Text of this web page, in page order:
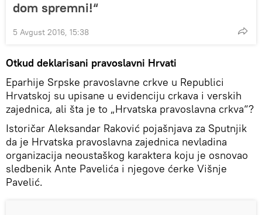
dom spremni!“
5 Avgust 2016, 15:38
Otkud deklarisani pravoslavni Hrvati
Eparhije Srpske pravoslavne crkve u Republici
Hrvatskoj su upisane u evidenciju crkava i verskih
zajednica, ali šta je to „Hrvatska pravoslavna crkva“?
Istoričar Aleksandar Raković pojašnjava za Sputnjik
da je Hrvatska pravoslavna zajednica nevladina
organizacija neoustaškog karaktera koju je osnovao
sledbenik Ante Pavelića i njegove ćerke Višnje
Pavelić.